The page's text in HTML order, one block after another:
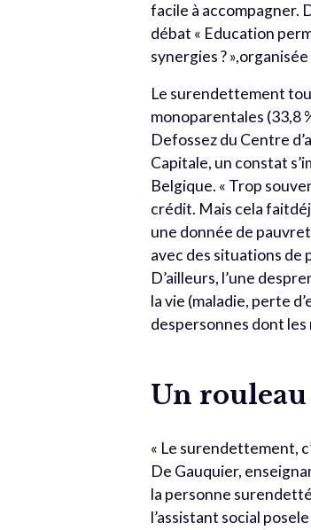
facile à accompagner.
débat « Education
synergies ?
Le surendettement
monoparentales (33,8
Defossez du Centre
Capitale, un constat
Belgique. « Trop
crédit. Mais cela
une donnée de
avec des situations de
D’ailleurs, l’une
la vie (maladie, perte
despersonnes dont
Un
« Le surendettement,
De Gauquier,
la personne
l’assistant social